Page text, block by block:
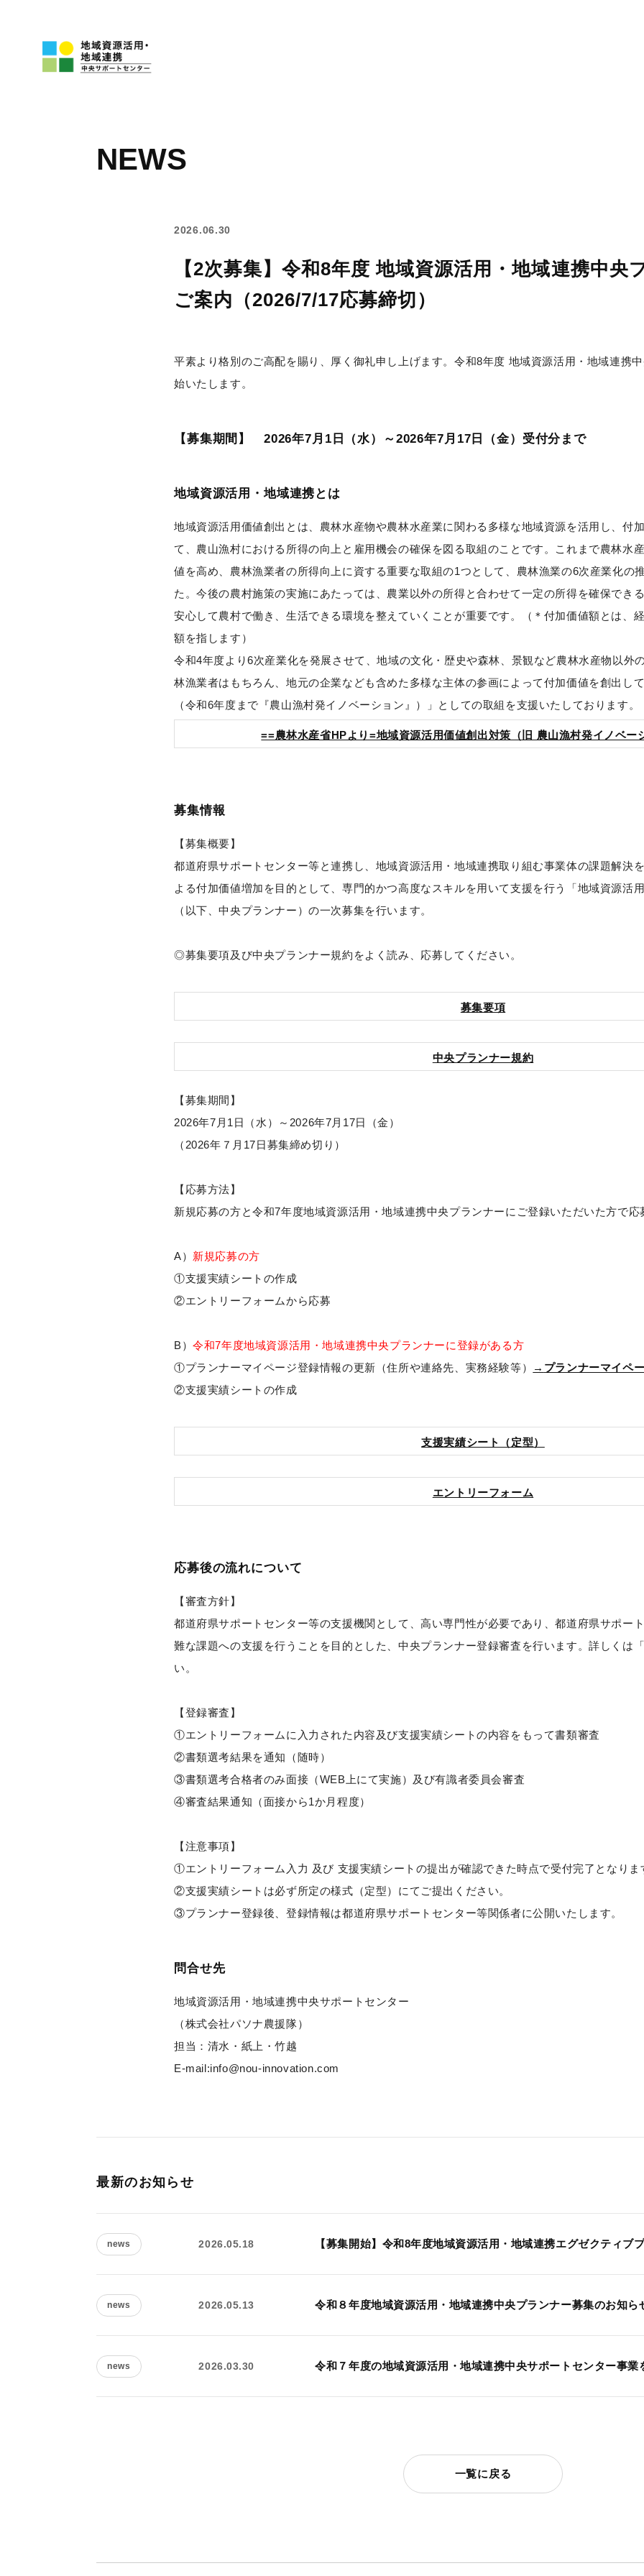
NEWS
2026.06.30
【2次募集】令和8年度 地域資源活用・地域連携中央
ご案内（2026/7/17応募締切）
平素より格別のご高配を賜り、厚く御礼申し上げます。令和8年度 地域資源活用・地域連携
始いたします。
【募集期間】 2026年7月1日（水）～2026年7月17日（金）受付分まで
地域資源活用・地域連携とは
地域資源活用価値創出とは、農林⽔産物や農林⽔産業に関わる多様な地域資源を活⽤し、付
て、農⼭漁村における所得の向上と雇⽤機会の確保を図る取組のことです。これまで農林水
値を高め、農林漁業者の所得向上に資する重要な取組の1つとして、農林漁業の6次産業化の
た。今後の農村施策の実施にあたっては、農業以外の所得と合わせて一定の所得を確保でき
安心して農村で働き、生活できる環境を整えていくことが重要です。（＊付加価値額とは、
額を指します）
令和4年度より6次産業化を発展させて、地域の文化・歴史や森林、景観など農林水産物以外
林漁業者はもちろん、地元の企業なども含めた多様な主体の参画によって付加価値を創出し
（令和6年度まで『農山漁村発イノベーション』）」としての取組を支援いたしております。
==農林水産省HPより=地域資源活用価値創出対策（旧 農山漁村発イノベー
募集情報
【募集概要】
都道府県サポートセンター等と連携し、地域資源活用・地域連携取り組む事業体の課題解決
よる付加価値増加を目的として、専門的かつ高度なスキルを用いて支援を行う「地域資源活
（以下、中央プランナー）の一次募集を行います。
◎募集要項及び中央プランナー規約をよく読み、応募してください。
募集要項
中央プランナー規約
【募集期間】
2026年7月1日（水）～2026年7月17日（金）
（2026年７月17日募集締め切り）
【応募方法】
新規応募の方と令和7年度地域資源活用・地域連携中央プランナーにご登録いただいた方で応
A） 新規応募の方
①支援実績シートの作成
②エントリーフォームから応募
B）令和7年度地域資源活用・地域連携中央プランナーに登録がある方
①プランナーマイページ登録情報の更新（住所や連絡先、実務経験等）
→ プランナーマイペ
②支援実績シートの作成
支援実績シート（定型）
エントリーフォーム
応募後の流れについて
【審査方針】
都道府県サポートセンター等の支援機関として、高い専門性が必要であり、都道府県サポー
難な課題への支援を行うことを目的とした、中央プランナー登録審査を行います。詳しくは
い。
【登録審査】
①エントリーフォームに入力された内容及び支援実績シートの内容をもって書類審査
②書類選考結果を通知（随時）
③書類選考合格者のみ面接（WEB上にて実施）及び有識者委員会審査
④審査結果通知（面接から1か月程度）
【注意事項】
①エントリーフォーム入力 及び 支援実績シートの提出が確認できた時点で受付完了となりま
②支援実績シートは必ず所定の様式（定型）にてご提出ください。
③プランナー登録後、登録情報は都道府県サポートセンター等関係者に公開いたします。
問合せ先
地域資源活用・地域連携中央サポートセンター
（株式会社パソナ農援隊）
担当：清水・紙上・竹越
E-mail:info@nou-innovation.com
最新のお知らせ
news 2026.05.18 【募集開始】令和8年度地域資源活用・地域連携エグゼクティブ
news 2026.05.13 令和８年度地域資源活用・地域連携中央プランナー募集のお知ら
news 2026.03.30 令和７年度の地域資源活用・地域連携中央サポートセンター事業
一覧に戻る